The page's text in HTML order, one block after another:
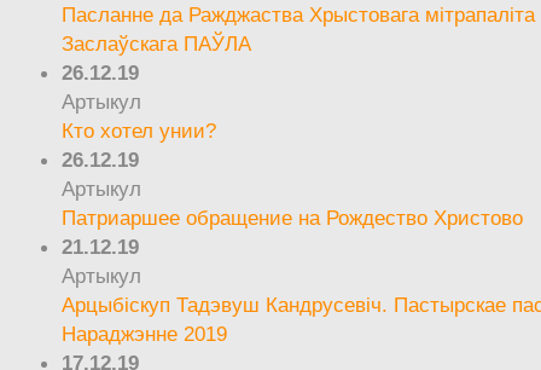
Пасланне да Ражджаства Хрыстовага мітрапаліта
Заслаўскага ПАЎЛА
26.12.19
Артыкул
Кто хотел унии?
26.12.19
Артыкул
Патриаршее обращение на Рождество Христово
21.12.19
Артыкул
Арцыбіскуп Тадэвуш Кандрусевіч. Пастырскае
Нараджэнне 2019
17.12.19